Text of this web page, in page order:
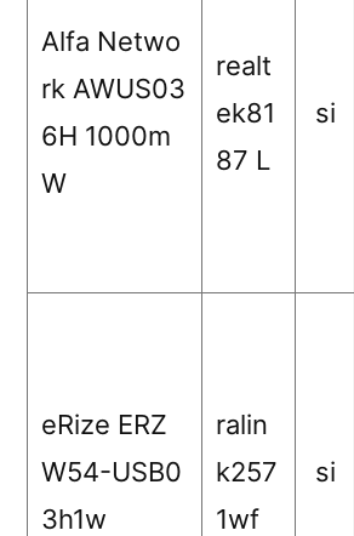
Alfa Netwo
rk AWUS03
6H 1000m
W
realt
ek81
87 L
si
eRize ERZ
W54-USB0
3h1w
ralin
k257
1wf
si